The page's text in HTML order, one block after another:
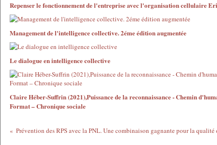
Repenser le fonctionnement de l'entreprise avec l'organisation cellulaire
Management de l'intelligence collective. 2éme édition augmentée
Le dialogue en intelligence collective
Claire Héber-Suffrin (2021),Puissance de la reconnaissance - Chemin
Format – Chronique sociale